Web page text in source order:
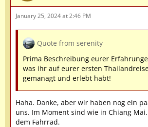
January 25, 2024 at 2:46 PM
Quote from serenity
Prima Beschreibung eurer
was ihr auf eurer ersten
gemanagt und erlebt habt!
Haha. Danke, aber wir haben nog ein
uns. Im Moment sind wie in Chiang
dem Fahrrad.